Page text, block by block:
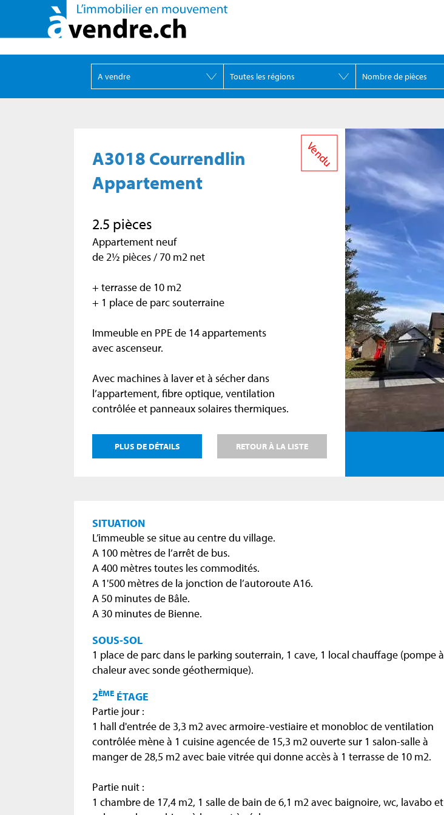
A3018 Courrendlin
Appartement
2.5 pièces
Vendu
Appartement neuf
de 2½ pièces / 70 m2 net
+ terrasse de 10 m2
+ 1 place de parc souterraine
Immeuble en PPE de 14 appartements
avec ascenseur.
Avec machines à laver et à sécher dans
l’appartement, fibre optique, ventilation
contrôlée et panneaux solaires thermiques.
PLUS DE DÉTAILS RETOUR À LA LISTE
SITUATION
L’immeuble se situe au centre du village.
A 100 mètres de l’arrêt de bus.
A 400 mètres toutes les commodités.
A 1'500 mètres de la jonction de l’autoroute A16.
A 50 minutes de Bâle.
A 30 minutes de Bienne.
SOUS-SOL
1 place de parc dans le parking souterrain, 1 cave, 1 local chauffage (pompe à
chaleur avec sonde géothermique).
2ÈME ÉTAGE
Partie jour :
1 hall d'entrée de 3,3 m2 avec armoire-vestiaire et monobloc de ventilation
contrôlée mène à 1 cuisine agencée de 15,3 m2 ouverte sur 1 salon-salle à
manger de 28,5 m2 avec baie vitrée qui donne accès à 1 terrasse de 10 m2.
Partie nuit :
1 chambre de 17,4 m2, 1 salle de bain de 6,1 m2 avec baignoire, wc, lavabo et